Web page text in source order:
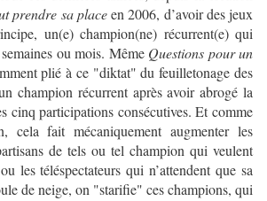
prendre sa placeen 2006, d’avoir des jeux
un(e) champion(ne) récurrent(e) qui
ou mois. Même Questions pour un
plié à ce "diktat" du feuilletonage des
champion récurrent après avoir abrogé la
cinq participations consécutives. Et comme
cela fait mécaniquement augmenter les
de tels ou tel champion qui veulent
les téléspectateurs qui n’attendent que sa
de neige, on "starifie" ces champions, qui